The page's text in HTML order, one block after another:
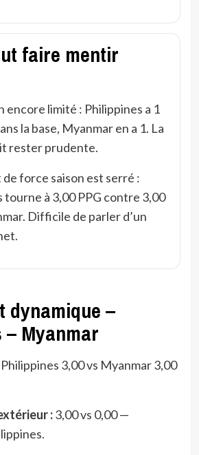
faire mentir
encore limité : Philippines a 1
la base, Myanmar en a 1. La
rester prudente.
force saison est serré :
tourne à 3,00 PPG contre 3,00
Difficile de parler d’un
dynamique –
Myanmar
3,00 vs Myanmar 3,00
:3,00 vs 0,00 —